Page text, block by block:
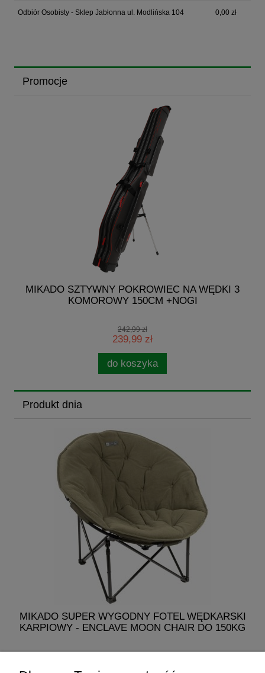
Odbiór Osobisty - Sklep Jabłonna ul. Modlińska 104 0,00 zł
Promocje
MIKADO SZTYWNY POKROWIEC NA WĘDKI 3
KOMOROWY 150CM +NOGI
242,99 zł
239,99 zł
do koszyka
Produkt dnia
MIKADO SUPER WYGODNY FOTEL WĘDKARSKI
KARPIOWY - ENCLAVE MOON CHAIR DO 150KG